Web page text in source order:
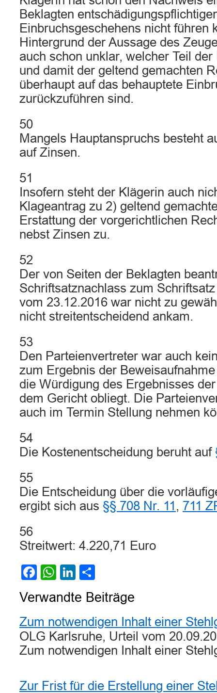
Beklagten
Einbruchsgeschehens nicht führen
Hintergrund der Aussage des
auch schon unklar, welcher Teil
und damit der geltend gemachten
überhaupt auf das behauptete
zurückzuführen sind.
50
Mangels Hauptanspruchs besteht
auf Zinsen.
51
Insofern steht der Klägerin auch
Klageantrag zu 2) geltend
Erstattung der vorgerichtlichen
nebst Zinsen zu.
52
Der von Seiten der Beklagten
Schriftsatznachlass zum
vom 23.12.2016 war nicht zu
nicht streitentscheidend ankam.
53
Den Parteienvertreter war auch
zum Ergebnis der
die Würdigung des Ergebnisses
dem Gericht obliegt. Die
auch im Termin Stellung nehmen
54
Die Kostenentscheidung beruht auf
55
Die Entscheidung über die
ergibt sich aus §§ 708 Nr. 11 , 711
56
Streitwert: 4.220,71 Euro
Facebook
WhatsApp
LinkedIn
Verwandte Beiträge
Zum notwendigen Inhalt einer
OLG Karlsruhe, Urteil vom
Zum notwendigen Inhalt einer
Zur Frist für die Erstellung einer